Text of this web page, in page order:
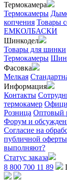
Термокамера
Термокамеры
копчения Товары
ЕМКОЛБАСКИ
Шинкодел
Товары для шинки
Термокамеры
Фасовка
Мелкая
Информация
Контакты
термокамер
Розница Оптовый
Форум и
Согласие на
публичной оферты
выполняют?
Статус заказа
8 800 700 11 89